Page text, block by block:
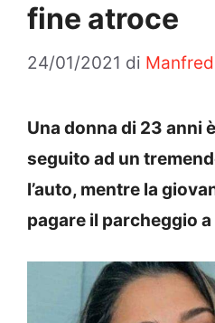
fine atroce
24/01/2021 di
Una donna di 23 anni
seguito ad un
l’auto, mentre la
pagare il parcheggio